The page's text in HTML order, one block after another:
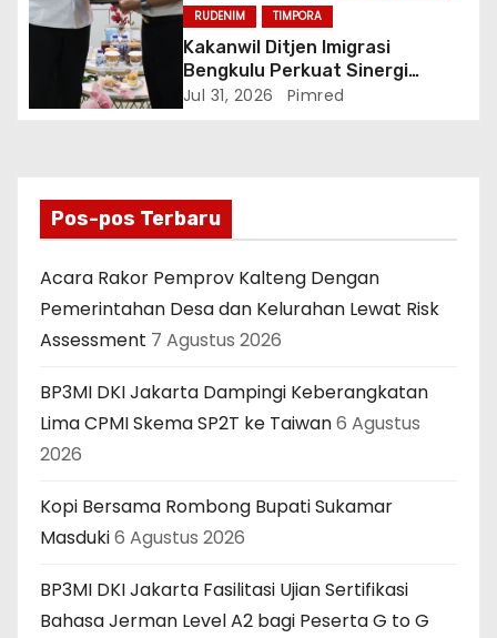
RUDENIM
TIMPORA
Kakanwil Ditjen Imigrasi
Bengkulu Perkuat Sinergi
Penegakan Hukum Melalui
Jul 31, 2026 Pimred
Pos-pos Terbaru
Acara Rakor Pemprov Kalteng Dengan
Pemerintahan Desa dan Kelurahan Lewat Risk
Assessment 7 Agustus 2026
BP3MI DKI Jakarta Dampingi Keberangkatan
Lima CPMI Skema SP2T ke Taiwan6 Agustus
2026
Kopi Bersama Rombong Bupati Sukamar
Masduki6 Agustus 2026
BP3MI DKI Jakarta Fasilitasi Ujian Sertifikasi
Bahasa Jerman Level A2 bagi Peserta G to G